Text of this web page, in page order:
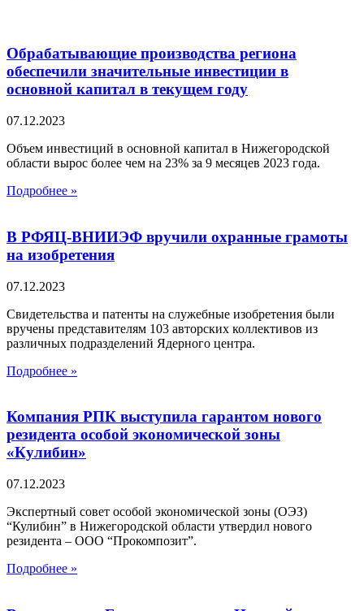
Обрабатывающие производства региона
обеспечили значительные инвестиции в
основной капитал в текущем году
07.12.2023
Объем инвестиций в основной капитал в Нижегородской
области вырос более чем на 23% за 9 месяцев 2023 года.
Подробнее »
В РФЯЦ-ВНИИЭФ вручили охранные грамоты
на изобретения
07.12.2023
Свидетельства и патенты на служебные изобретения были
вручены представителям 103 авторских коллективов из
различных подразделений Ядерного центра.
Подробнее »
Компания РПК выступила гарантом нового
резидента особой экономической зоны
«Кулибин»
07.12.2023
Экспертный совет особой экономической зоны (ОЭЗ)
“Кулибин” в Нижегородской области утвердил нового
резидента – ООО “Прокомпозит”.
Подробнее »